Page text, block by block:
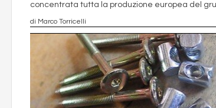
concentrata tutta la produzione europea del
di Marco Torricelli